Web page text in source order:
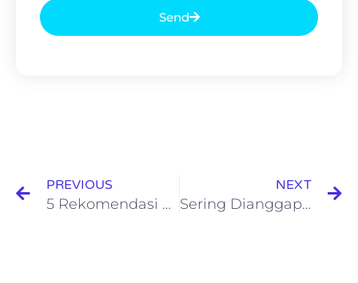
Send
PREVIOUS
5 Rekomendasi Wisata Gratis Surabaya yang Instagramable
NEXT
Sering Dianggap Kumuh, Kampung Peneleh Justru Menyimpan Jejak Penting Sejarah Indonesia!